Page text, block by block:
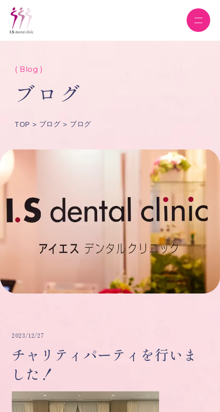
( Blog )
ブログ
TOP ブログ ブログ
2023/12/27
チャリティパーティを行いま
した！